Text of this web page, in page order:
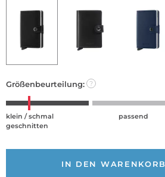
Größenbeurteilung: ?
klein / schmal
geschnitten
passend
IN DEN WARENKORB